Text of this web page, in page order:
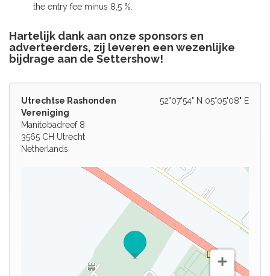
the entry fee minus 8,5 %.
Hartelijk dank aan onze sponsors en
adverteerders, zij leveren een wezenlijke
bijdrage aan de Settershow!
52°07'54" N 05°05'08" E
Utrechtse Rashonden
Vereniging
Manitobadreef 8
3565 CH Utrecht
Netherlands